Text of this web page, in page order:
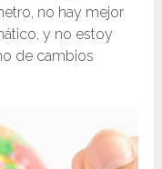
no hay mejor
y no estoy
de cambios